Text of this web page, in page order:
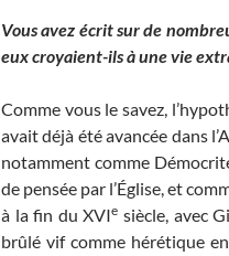
Vous avez écrit sur de
eux croyaient-ils à une vie
Comme vous le savez,
avait déjà été avancée dans
notamment comme
de pensée par l’Église, et
à la fin du XVIe siècle, avec
brûlé vif comme hérétique